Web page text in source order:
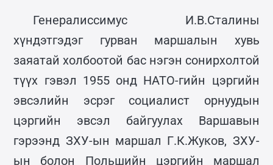
Генералиссимус И.В.Сталины
хүндэтгэдэг гурван маршалын хувь
заяатай холбоотой бас нэгэн сонирхолтой
түүх гэвэл 1955 онд НАТО-гийн цэргийн
эвсэлийн эсрэг социалист орнуудын
цэргийн эвсэл байгуулах Варшавын
гэрээнд ЗХУ-ын маршал Г.К.Жуков, ЗХУ-
ын болон Польшийн цэргийн маршал